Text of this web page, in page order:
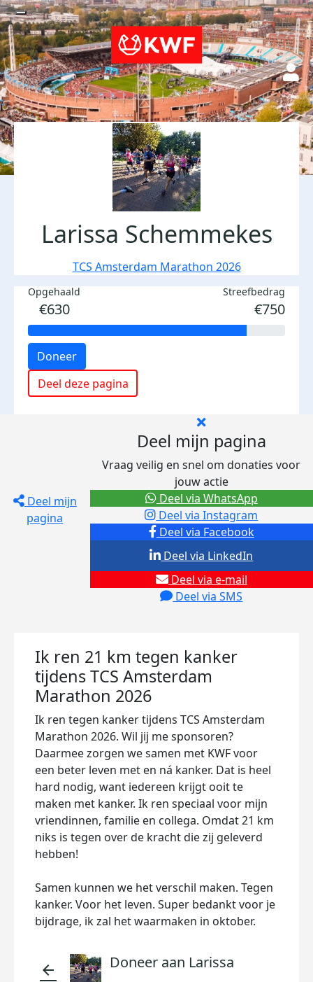
Larissa Schemmekes
TCS Amsterdam Marathon 2026
Opgehaald
€630
Streefbedrag
€750
Doneer
Deel deze pagina
Deel mijn
pagina
Deel mijn pagina
Vraag veilig en snel om donaties voor
jouw actie
Deel via Facebook
Deel via Instagram
Deel via e-mail
Deel via SMS
Deel via LinkedIn
Deel via WhatsApp
Ik ren 21 km tegen kanker
tijdens TCS Amsterdam
Marathon 2026
Ik ren tegen kanker tijdens TCS Amsterdam
Marathon 2026. Wil jij me sponsoren?
Daarmee zorgen we samen met KWF voor
een beter leven met en ná kanker. Dat is heel
hard nodig, want iedereen krijgt ooit te
maken met kanker. Ik ren speciaal voor mijn
vriendinnen, familie en collega. Omdat 21 km
niks is tegen over de kracht die zij geleverd
hebben!
Samen kunnen we het verschil maken. Tegen
kanker. Voor het leven. Super bedankt voor je
bijdrage, ik zal het waarmaken in oktober.
arrow_back Doneer aan Larissa